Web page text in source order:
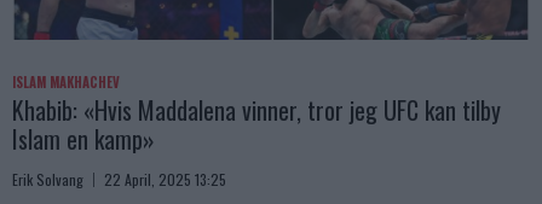
ISLAM MAKHACHEV
Khabib: «Hvis Maddalena vinner, tror jeg UFC kan tilby
Islam en kamp»
Erik Solvang 22 April, 2025 13:25